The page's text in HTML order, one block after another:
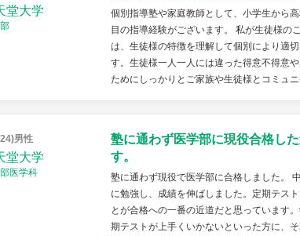
堂大学
個別指導塾や家庭教師として、小学生から
目の指導経験がございます。 私が生徒様の
は、生徒様の特徴を理解して個別により適
す。生徒様一人一人には違った得意不得意
ためにしっかりとご家族や生徒様とコミュ
男性
堂大学
医学科
塾に通わず医学部に現役合格し
す。
塾に通わず現役で医学部に合格しました。
に勉強し、成績を伸ばしました。定期テス
とが合格への一番の近道だと思っています
期テストが上手くいかないといった方に、